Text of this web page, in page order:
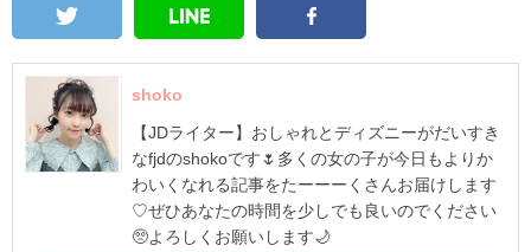
shoko
【JDライター】おしゃれとディズニーがだいすき
なfjdのshokoです🌷多くの女の子が今日もよりか
わいくなれる記事をたーーーくさんお届けします
♡ぜひあなたの時間を少しでも良いのでください
🥺よろしくお願いします🌙